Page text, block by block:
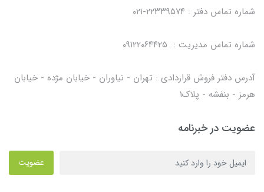
شماره تماس دفتر : ۲۲۳۳۹۵۷۴-۰۲۱
شماره تماس مدیریت : ۰۹۱۲۲۰۶۴۴۲۵
آدرس دفتر فروش قراردادی : تهران - نیاوران - خیابان مژده - خیابان
هرمز - بنفشه - پلاک۱
عضویت در خبرنامه
عضویت